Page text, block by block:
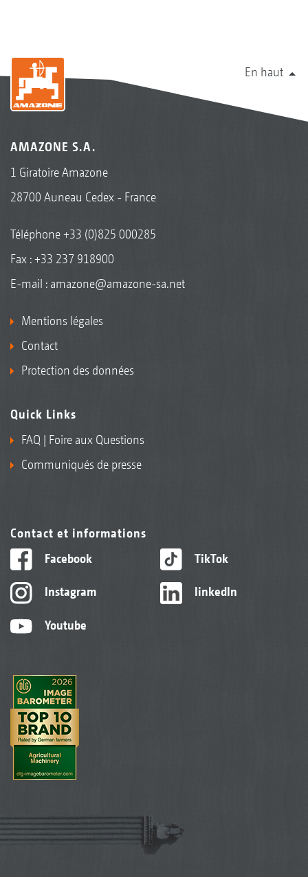
En haut
AMAZONE S.A.
1 Giratoire Amazone
28700 Auneau Cedex - France
Téléphone+33 (0)825 000285
Fax : +33 237 918900
E-mail : amazone@amazone-sa.net
Mentions légales
Contact
Protection des données
Quick Links
FAQ | Foire aux Questions
Communiqués de presse
Contact et informations
Facebook
Instagram
Youtube
TikTok
linkedIn